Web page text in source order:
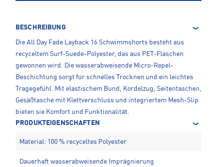
BESCHREIBUNG
Die All Day Fade Layback 16 Schwimmshorts besteht aus
recyceltem Surf-Suede-Polyester, das aus PET-Flaschen
gewonnen wird. Die wasserabweisende Micro-Repel-
Beschichtung sorgt für schnelles Trocknen und ein leichtes
Tragegefühl. Mit elastischem Bund, Kordelzug, Seitentaschen,
Gesäßtasche mit Klettverschluss und integriertem Mesh-Slip
bieten sie Komfort und Funktionalität.
PRODUKTEIGENSCHAFTEN
Material: 100 % recyceltes Polyester
Dauerhaft wasserabweisende Imprägnierung